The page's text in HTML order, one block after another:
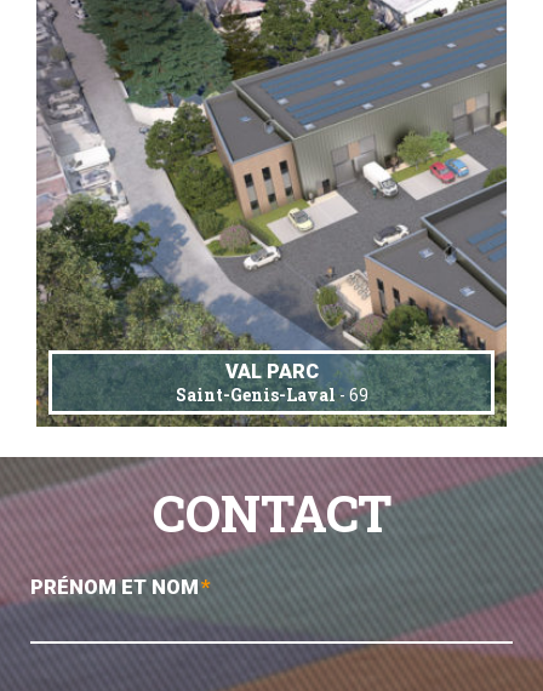
VAL PARC
Saint-Genis-Laval- 69
CONTACT
PRÉNOM ET NOM*